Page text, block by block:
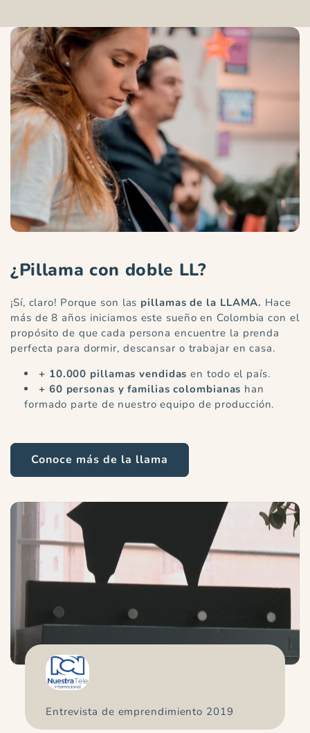
l
e
g
a
b
l
e
Ver todos los productos 100% Algodón
¿Pillama con doble LL?
¡Sí, claro! Porque son las pillamas de la LLAMA. Hace
más de 8 años iniciamos este sueño en Colombia con el
propósito de que cada persona encuentre la prenda
perfecta para dormir, descansar o trabajar en casa.
+ 10.000 pillamas vendidas en todo el país.
+ 60 personas y familias colombianas han
formado parte de nuestro equipo de producción.
Conoce más de la llama
Entrevista de emprendimiento 2019